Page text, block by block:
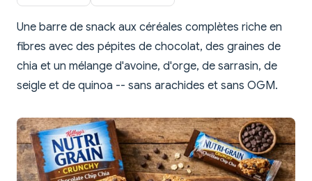
Une barre de snack aux céréales complètes riche en
fibres avec des pépites de chocolat, des graines de
chia et un mélange d'avoine, d'orge, de sarrasin, de
seigle et de quinoa -- sans arachides et sans OGM.